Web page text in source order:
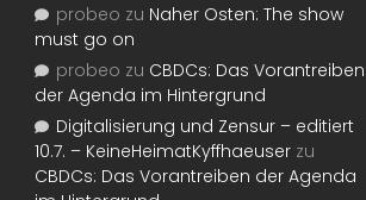
probeo zu Naher Osten: The show
must go on
probeo zu CBDCs: Das Vorantreiben
der Agenda im Hintergrund
Digitalisierung und Zensur – editiert
10.7. – KeineHeimatKyffhaeuser zu
CBDCs: Das Vorantreiben der Agenda